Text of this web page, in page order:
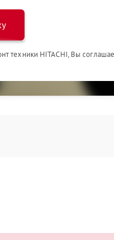
техники HITACHI, Вы